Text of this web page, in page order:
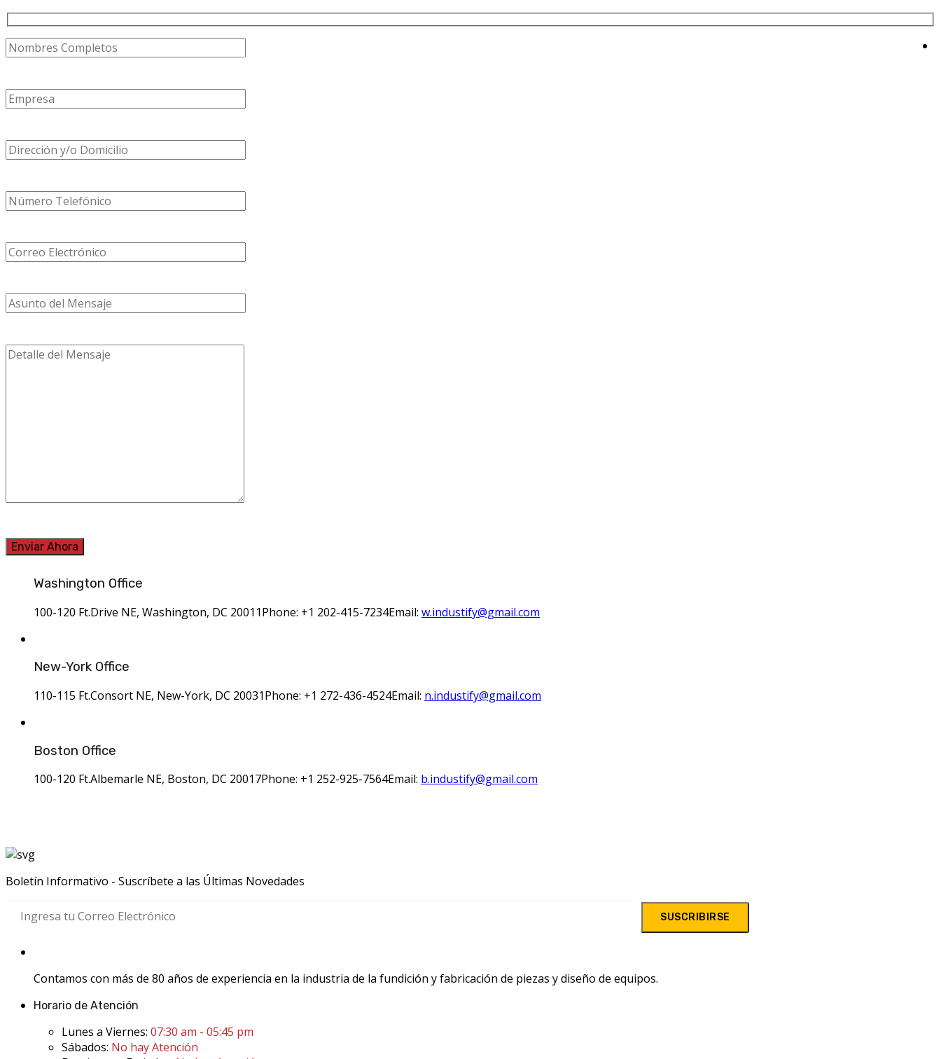
Washington Office
100-120 Ft.Drive NE, Washington, DC 20011Phone: +1 202-415-7234Email: w.industify@gmail.com
New-York Office
110-115 Ft.Consort NE, New-York, DC 20031Phone: +1 272-436-4524Email: n.industify@gmail.com
Boston Office
100-120 Ft.Albemarle NE, Boston, DC 20017Phone: +1 252-925-7564Email: b.industify@gmail.com
Boletín Informativo - Suscríbete a las Últimas Novedades
SUSCRIBIRSE
Contamos con más de 80 años de experiencia en la industria de la fundición y fabricación de piezas y diseño de equipos.
Horario de Atención
Lunes a Viernes: 07:30 am - 05:45 pm
Sábados: No hay Atención